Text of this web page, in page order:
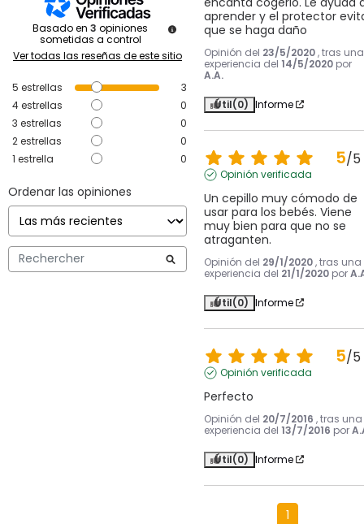
Basado en 3 opiniones
sometidas a control
Ver todas las reseñas de este sitio
5 estrellas
3
4estrellas
0
3 estrellas
0
2estrellas
0
1 estrella 0
Ordenar las opiniones
aprender y el protector
que se haga daño
Opinión del 23/5/2020 , tras una
experiencia del 14/5/2020 por
A.A.
Útil(0) Informe
5/5
Opinión verificada
Un cepillo muy cómodo de
usar para los bebés. Viene
muy bien para que no se
atraganten.
Opinión del 29/1/2020 , tras una
experiencia del 21/1/2020 por
Útil(0) Informe
5/5
Opinión verificada
Perfecto
Opinión del 20/7/2016 , tras una
experiencia del 13/7/2016 por
Útil(0) Informe
1